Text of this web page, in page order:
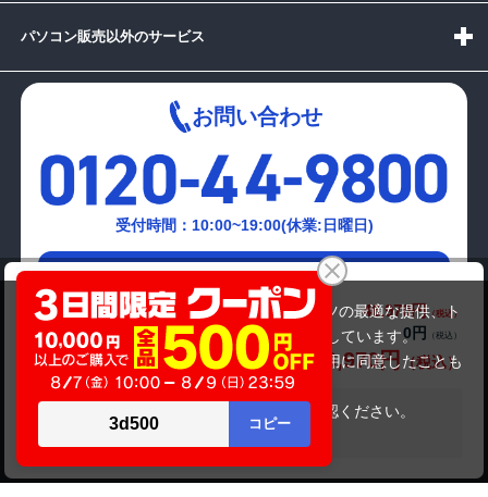
オリジナルPC AMD1-GS7300-C17-PR
商品価格(税込) 46,970円
オプション小計価格(税込)
0円
商品合計価格(税込)
46,970円
在庫がありません
パソコン販売以外のサービス
お問い合わせ
受付時間：10:00~19:00(休業:日曜日)
メールでの
お問い合わせはこちら
当サイトでは利用体験の向上およびコンテンツの最適な提供、ト
ラフィックの分析を目的としてCookieを使用しています。
サイトの閲覧を継続された場合、Cookieの利用に同意したことも
のといたします。
をご確認ください。
承諾する